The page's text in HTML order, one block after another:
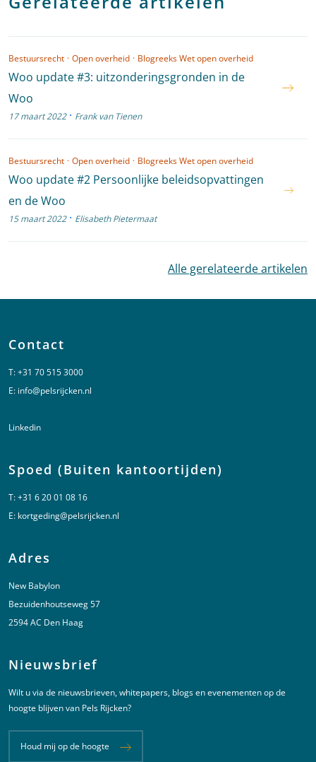
Bestuursrecht · Open overheid · Blogreeks Wet open overheid
Woo update #3: uitzonderingsgronden in de
Woo
17 maart 2022 · Frank van Tienen
Bestuursrecht · Open overheid · Blogreeks Wet open overheid
Woo update #2 Persoonlijke beleidsopvattingen
en de Woo
15 maart 2022 · Elisabeth Pietermaat
Alle gerelateerde artikelen
Contact
T:+31 70 515 3000
E: info@pelsrijcken.nl
Linkedin
Spoed (Buiten kantoortijden)
T:+31 6 20 01 08 16
E: kortgeding@pelsrijcken.nl
Adres
New Babylon
Bezuidenhoutseweg 57
2594 AC Den Haag
Nieuwsbrief
Wilt u via de nieuwsbrieven, whitepapers, blogs en evenementen op de
hoogte blijven van Pels Rijcken?
Houd mij op de hoogte